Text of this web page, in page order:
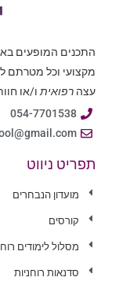
התכנים המופעים
מקצועי וכל מטרתם
עצה רפואית ו/או
054-7701538
תפריט ניווט
מועדון הנבחרים
קורסים
מסלול לימודים
סדנאות רוחניות